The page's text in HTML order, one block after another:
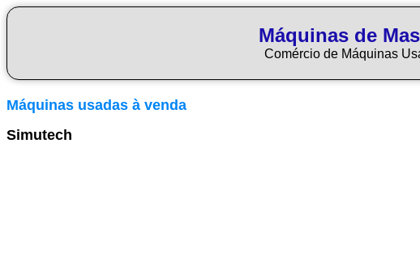
Máquinas de
Comércio de Máquinas
Máquinas usadas à venda
Simutech